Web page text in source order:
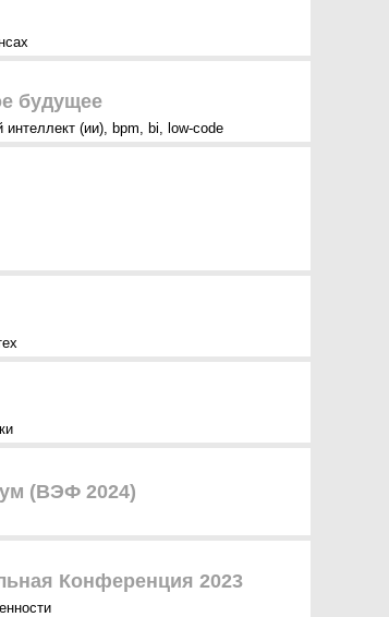
будущее
интеллект (ии), bpm, bi, low-code
(ВЭФ 2024)
Конференция 2023